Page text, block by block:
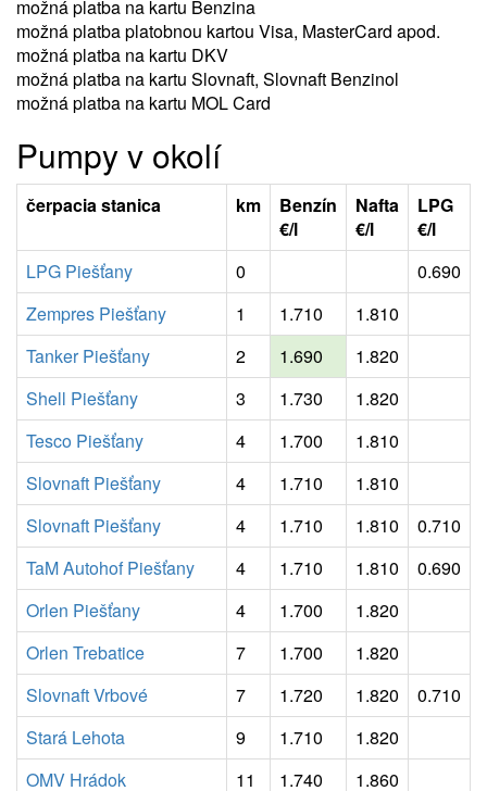
možná platba na kartu Benzina
možná platba platobnou kartou Visa, MasterCard apod.
možná platba na kartu DKV
možná platba na kartu Slovnaft, Slovnaft Benzinol
možná platba na kartu MOL Card
Pumpy v okolí
čerpacia stanica km
Benzín
€/l
Nafta
€/l
LPG
€/l
LPG Piešťany
0
0.690
Zempres Piešťany
1 1.710
1.810
Tanker Piešťany
2 1.690
1.820
Shell Piešťany
3 1.730
1.820
Tesco Piešťany
4 1.700
1.810
Slovnaft Piešťany
4 1.710
1.810
Slovnaft Piešťany
4 1.710 1.810
0.710
TaM Autohof Piešťany
4 1.710 1.810
0.690
Orlen Piešťany
4 1.700
1.820
Orlen Trebatice
7 1.700
1.820
Slovnaft Vrbové
7 1.720 1.820
0.710
Stará Lehota
9 1.710
1.820
OMV Hrádok
11 1.740
1.860